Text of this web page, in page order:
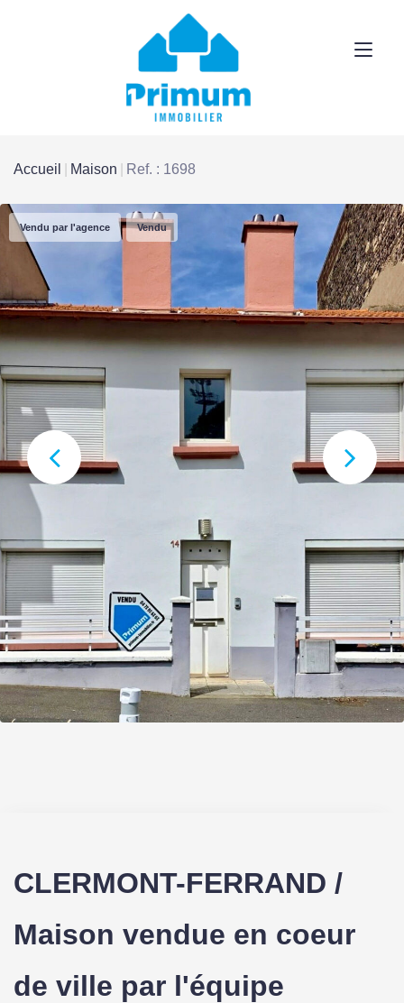
Accueil Maison Ref. : 1698
Vendu par l'agence Vendu
CLERMONT-FERRAND /
Maison vendue en coeur
de ville par l'équipe